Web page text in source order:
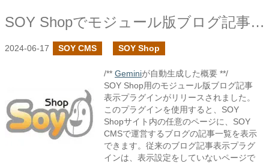
SOY Shopでモジュール版ブログ記事表示プラグインを作成しました
2024-06-17 SOY CMS SOY Shop
/** Geminiが自動生成した概要 **/
SOY Shop用のモジュール版ブログ記事
表示プラグインがリリースされました。
このプラグインを使用すると、SOY
Shopサイト内の任意のページに、SOY
CMSで運営するブログの記事一覧を表示
できます。従来のブログ記事表示プラグ
インは、表示設定をしていないページで